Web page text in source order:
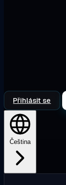
Přihlásit se
Čeština